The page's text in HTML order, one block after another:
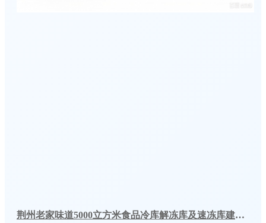
荆州老家味道5000立方米食品冷库解冻库及速冻库建造一体化案例